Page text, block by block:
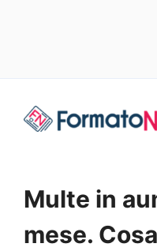
Multe in
mese.